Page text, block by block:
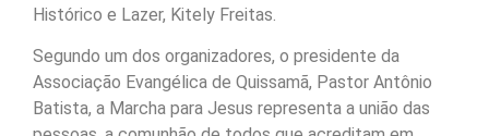
Histórico e Lazer, Kitely Freitas.
Segundo um dos organizadores, o presidente da
Associação Evangélica de Quissamã, Pastor Antônio
Batista, a Marcha para Jesus representa a união das